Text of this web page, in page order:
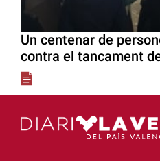
Un centenar de
contra el tancament